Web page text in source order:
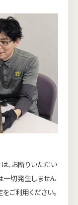
、お断りいただい
一切発生しません
ご利用ください。